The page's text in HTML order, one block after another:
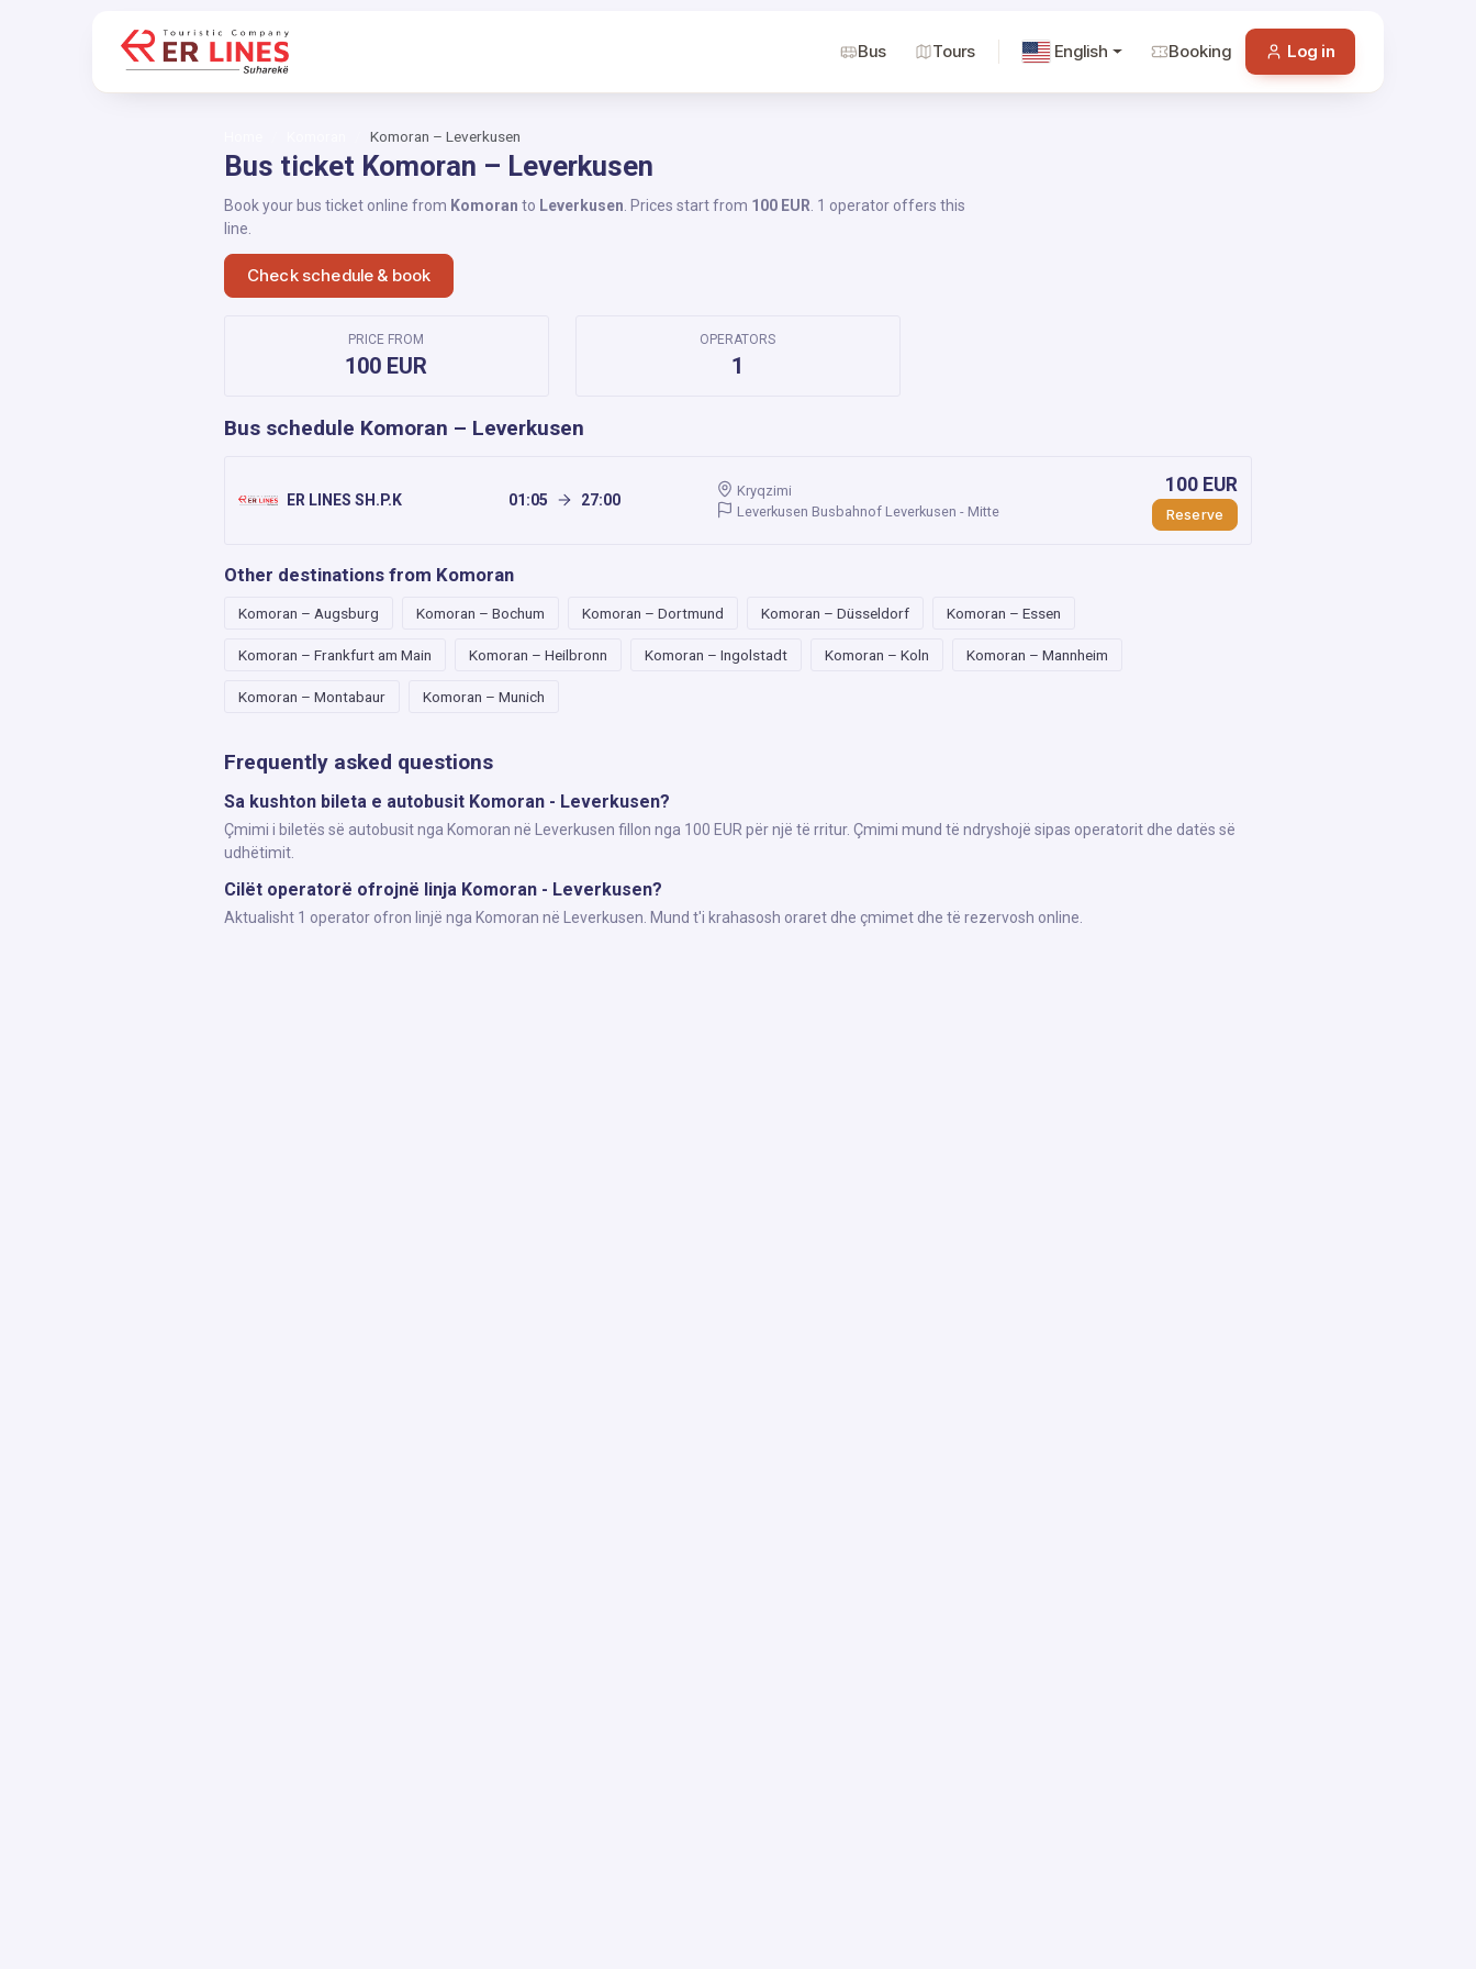
Bus Tours English Booking Log in
Komoran – Leverkusen
Bus ticket Komoran – Leverkusen
Book your bus ticket online from Komoran to Leverkusen . Prices start from 100 EUR . 1 operator offers this
line.
Check schedule & book
PRICE FROM
100 EUR
OPERATORS
1
Bus schedule Komoran – Leverkusen
ER LINES SH.P.K 01:05 27:00
Kryqzimi
Leverkusen Busbahnof Leverkusen - Mitte
100 EUR
Reserve
Other destinations from Komoran
Komoran – Augsburg Komoran – Bochum Komoran – Dortmund Komoran – Düsseldorf Komoran – Essen
Komoran – Frankfurt am Main Komoran – Heilbronn Komoran – Ingolstadt Komoran – Koln Komoran – Mannheim
Komoran – Montabaur Komoran – Munich
Frequently asked questions
Sa kushton bileta e autobusit Komoran - Leverkusen?
Çmimi i biletës së autobusit nga Komoran në Leverkusen fillon nga 100 EUR për një të rritur. Çmimi mund të ndryshojë sipas operatorit dhe datës së
udhëtimit.
Cilët operatorë ofrojnë linja Komoran - Leverkusen?
Aktualisht 1 operator ofron linjë nga Komoran në Leverkusen. Mund t'i krahasosh oraret dhe çmimet dhe të rezervosh online.